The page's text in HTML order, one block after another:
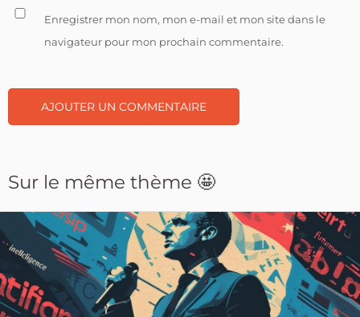
Enregistrer mon nom, mon e-mail et mon site dans le
navigateur pour mon prochain commentaire.
Sur le même thème 🤩